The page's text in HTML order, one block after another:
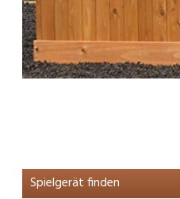
Spielgerät finden